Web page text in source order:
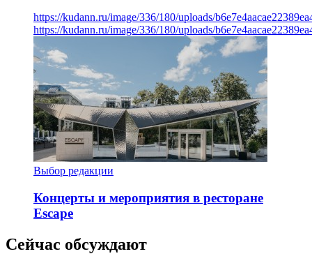
https://kudann.ru/image/336/180/uploads/
https://kudann.ru/image/336/180/uploads/
Выбор редакции
Концерты и мероприятия в ресторане
Escape
Сейчас обсуждают